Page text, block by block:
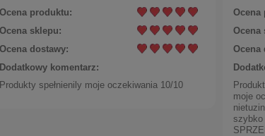
Ocena produktu:
Ocena sklepu:
Ocena dostawy:
Dodatkowy komentarz:
Produkty spełnienily moje oczekiwania 10/10
Ocena
Ocena
Ocena
moje
szybko